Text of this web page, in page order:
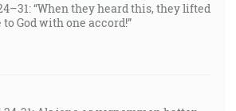
“When they heard this, they lifted
God with one accord!”